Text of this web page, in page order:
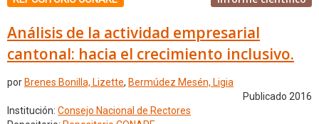
Análisis de la actividad empresarial
cantonal: hacia el crecimiento inclusivo.
por Brenes Bonilla, Lizette, Bermúdez Mesén, Ligia
Publicado 2016
Institución: Consejo Nacional de Rectores